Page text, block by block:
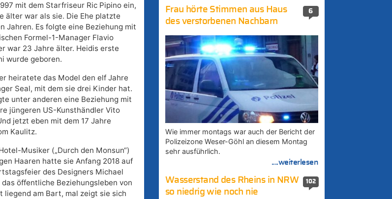
mit dem Starfriseur Ric Pipino ein,
älter war als sie. Die Ehe platzte
Jahren. Es folgte eine Beziehung mit
Formel-1-Manager Flavio
war 23 Jahre älter. Heidis erste
wurde geboren.
heiratete das Model den elf Jahre
Seal, mit dem sie drei Kinder hat.
unter anderen eine Beziehung mit
jüngeren US-Kunsthändler Vito
jetzt eben mit dem 17 Jahre
Kaulitz.
Musiker („Durch den Monsun“)
Haaren hatte sie Anfang 2018 auf
des Designers Michael
öffentliche Beziehungsleben von
liegend am Bart, mal zeigt sie sich
6
Frau hörte Stimmen aus Haus
des verstorbenen Nachbarn
Wie immer montags war auch der Bericht der
Polizeizone Weser-Göhl an diesem Montag
sehr ausführlich.
....weiterlesen
102
Wasserstand des Rheins in NRW
so niedrig wie noch nie